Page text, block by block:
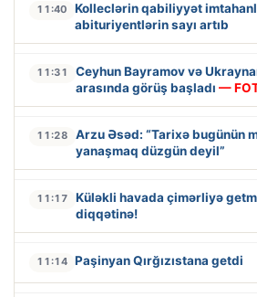
11:40
Kolleclərin qabiliyyət
abituriyentlərin sayı artıb
11:31
Ceyhun Bayramov və
arasında görüş başladı —
11:28
Arzu Əsəd: “Tarixə bugünün
yanaşmaq düzgün deyil”
11:17
Küləkli havada çimərliyə
diqqətinə!
11:14 Paşinyan Qırğızıstana getdi